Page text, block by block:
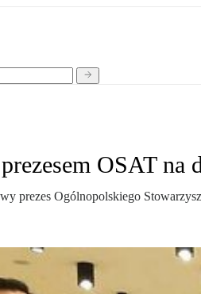
OSAT na
prezes Ogólnopolskiego